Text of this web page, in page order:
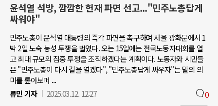
윤석열 석방, 깜깜한 헌재 파면 선고..."민주노총답게
싸워야"
민주노총이 윤석열 대통령의 즉각 파면을 촉구하며 서울 광화문에서 1
박 2일 노숙 농성 투쟁을 벌였다. 오는 15일에는 전국노동자대회를 열
고 최대 규모의 집중 투쟁을 조직하겠다는 계획이다. 노동자와 시민들
은 "민주노총이 다시 길을 열겠다", "민주노총답게 싸우자"는 말의 의
미를 톺아보며 ...
류민 기자
2025.03.12. 12:27 0